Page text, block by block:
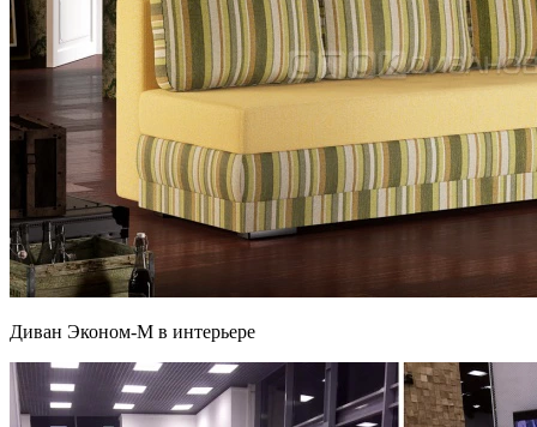
Диван Эконом-М в интерьере